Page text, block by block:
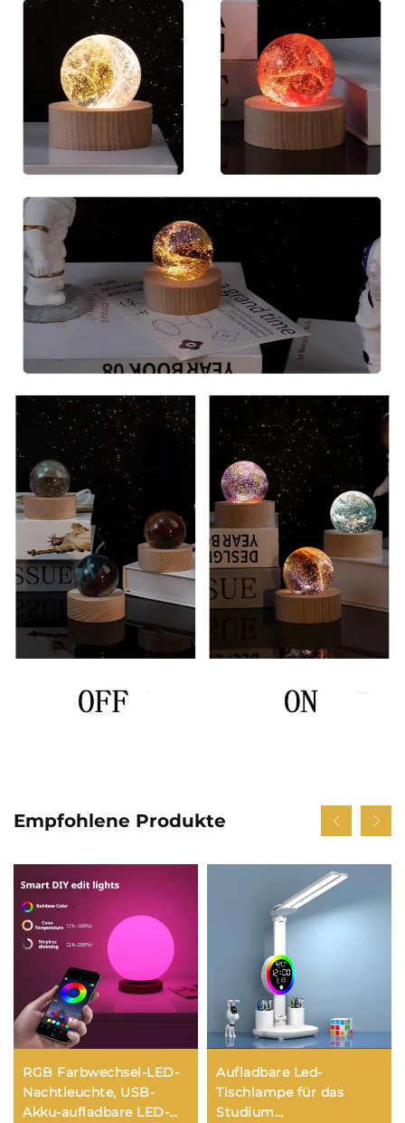
Empfohlene Produkte
RGB Farbwechsel-LED-
Nachtleuchte, USB-
Akku-aufladbare LED-
Aufladbare Led-
Tischlampe für das
Studium